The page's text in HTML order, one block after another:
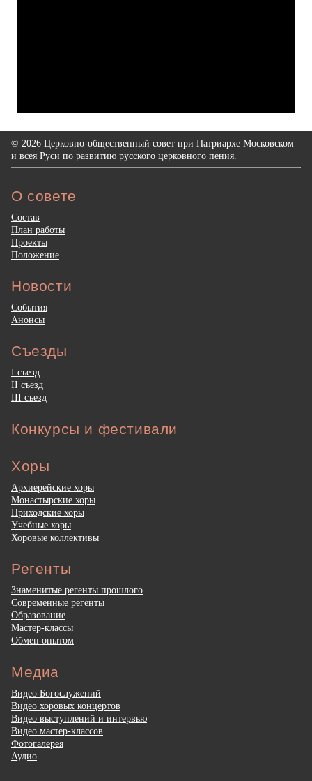
© 2026 Церковно-общественный совет при Патриархе Московском
и всея Руси по развитию русского церковного пения.
О совете
Состав
План работы
Проекты
Положение
Новости
События
Анонсы
Съезды
I съезд
II съезд
III съезд
Конкурсы и фестивали
Хоры
Архиерейские хоры
Монастырские хоры
Приходские хоры
Учебные хоры
Хоровые коллективы
Регенты
Знаменитые регенты прошлого
Современные регенты
Образование
Мастер-классы
Обмен опытом
Медиа
Видео Богослужений
Видео хоровых концертов
Видео выступлений и интервью
Видео мастер-классов
Фотогалерея
Аудио